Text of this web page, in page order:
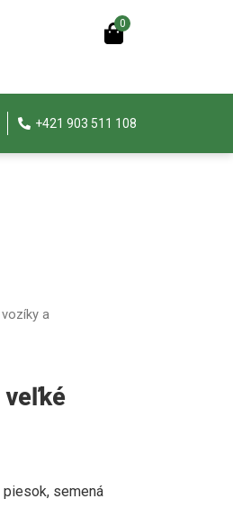
0
+421 903 511 108
a
veľké
piesok, semená